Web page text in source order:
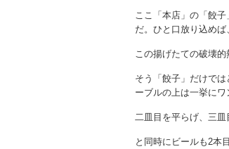
ここ「本店」の「餃子
だ。ひと口放り込めば
この揚げたての破壊
そう「餃子」だけで
ーブルの上は一挙にワ
二皿目を平らげ、三皿
と同時にビールも2本